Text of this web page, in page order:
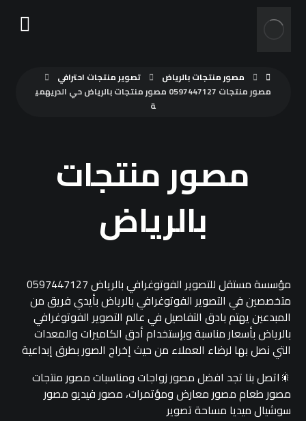
مصور منتجات بالرياض
تصوير منتجات احترافي
مصور منتجات 0597447127 مصور منتجات بالرياض حي الدريهمي
ة
مصور منتجات
بالرياض
مؤسسة مستقل للتصوير الفوتوغرافي بالرياض 0597447127
متخصصين في التصوير الفوتوغرافي بالرياض بأيدي فريق من
المبدعين يهتم بادق التفاصيل في عالم التصوير الفوتوغرافي
بالرياض بأسعار مناسبة وبإستخدام أدق الكاميرات والمعدات
التي نصل بها لرضاء العملاء من حيث إخراج الصور بطرق إبداعية
🎇اتصل بنا تجد افضل مصور زواجات ومناسبات مصور منتجات
مصور طعام مصور معارض ومؤتمرات، مصور فيديو مصور
سوشيال ميديا مساحة تصوير